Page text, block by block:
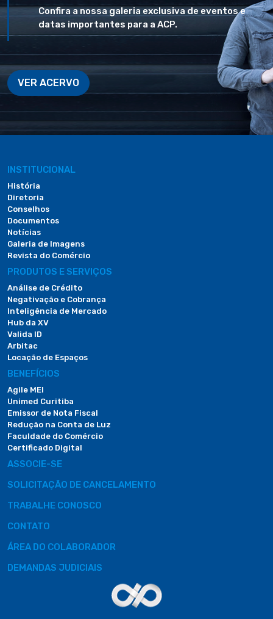
Confira a nossa galeria exclusiva de eventos e
datas importantes para a ACP.
VER ACERVO
INSTITUCIONAL
História
Diretoria
Conselhos
Documentos
Notícias
Galeria de Imagens
Revista do Comércio
PRODUTOS E SERVIÇOS
Análise de Crédito
Negativação e Cobrança
Inteligência de Mercado
Hub da XV
Valida ID
Arbitac
Locação de Espaços
BENEFÍCIOS
Agile MEI
Unimed Curitiba
Emissor de Nota Fiscal
Redução na Conta de Luz
Faculdade do Comércio
Certificado Digital
ASSOCIE-SE
SOLICITAÇÃO DE CANCELAMENTO
TRABALHE CONOSCO
CONTATO
ÁREA DO COLABORADOR
DEMANDAS JUDICIAIS